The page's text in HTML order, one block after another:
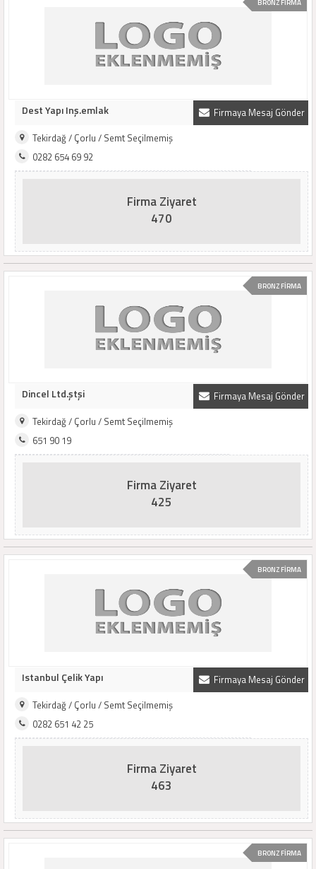
BRONZ FİRMA
Firmaya Mesaj Gönder
Dest Yapı Inş.emlak
Tekirdağ / Çorlu / Semt Seçilmemiş
0282 654 69 92
Firma Ziyaret
470
BRONZ FİRMA
Firmaya Mesaj Gönder
Dincel Ltd.ştşi
Tekirdağ / Çorlu / Semt Seçilmemiş
651 90 19
Firma Ziyaret
425
BRONZ FİRMA
Firmaya Mesaj Gönder
Istanbul Çelik Yapı
Tekirdağ / Çorlu / Semt Seçilmemiş
0282 651 42 25
Firma Ziyaret
463
BRONZ FİRMA